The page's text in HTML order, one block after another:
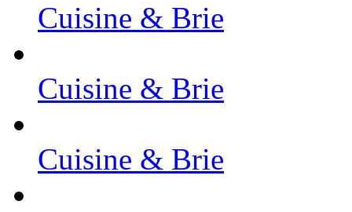
Cuisine & Brie
Cuisine & Brie
Cuisine & Brie